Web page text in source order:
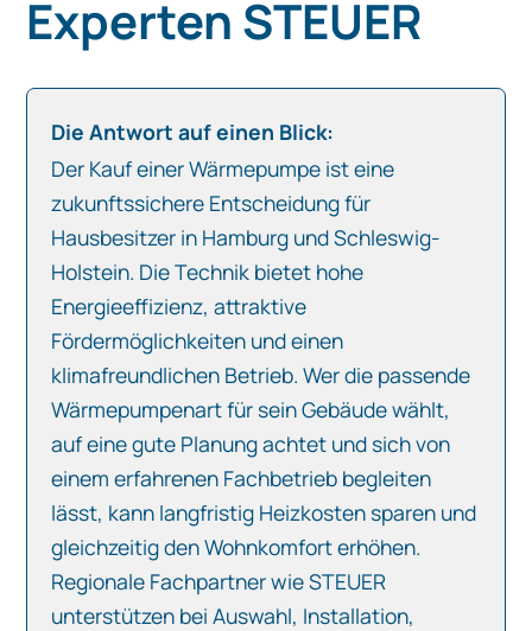
Experten STEUER
Die Antwort auf einen Blick:
Der Kauf einer Wärmepumpe ist eine
zukunftssichere Entscheidung für
Hausbesitzer in Hamburg und Schleswig-
Holstein. Die Technik bietet hohe
Energieeffizienz, attraktive
Fördermöglichkeiten und einen
klimafreundlichen Betrieb. Wer die passende
Wärmepumpenart für sein Gebäude wählt,
auf eine gute Planung achtet und sich von
einem erfahrenen Fachbetrieb begleiten
lässt, kann langfristig Heizkosten sparen und
gleichzeitig den Wohnkomfort erhöhen.
Regionale Fachpartner wie STEUER
unterstützen bei Auswahl, Installation,